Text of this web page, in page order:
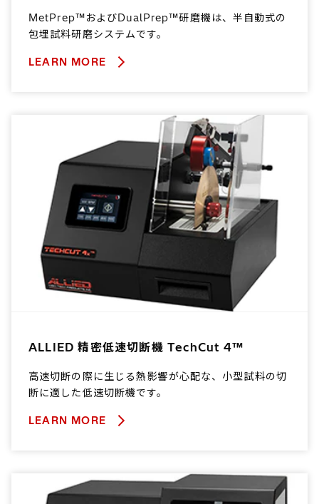
MetPrep™およびDualPrep™研磨機は、半自動式の
包埋試料研磨システムです。
LEARN MORE
ALLIED 精密低速切断機 TechCut 4™
高速切断の際に生じる熱影響が心配な、小型試料の切
断に適した低速切断機です。
LEARN MORE